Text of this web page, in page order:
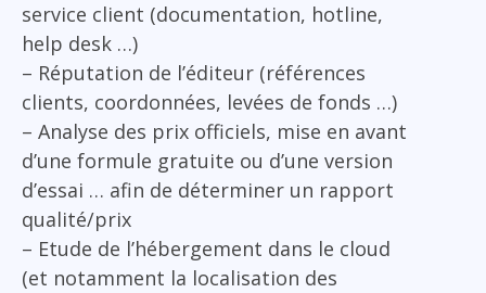
service client (documentation, hotline,
help desk …)
– Réputation de l’éditeur (références
clients, coordonnées, levées de fonds …)
– Analyse des prix officiels, mise en avant
d’une formule gratuite ou d’une version
d’essai … afin de déterminer un rapport
qualité/prix
– Etude de l’hébergement dans le cloud
(et notamment la localisation des